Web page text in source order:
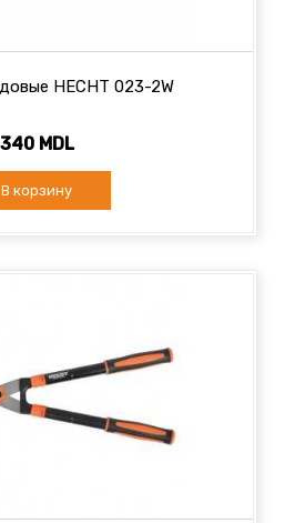
HECHT 023-2W
340 MDL
В корзину